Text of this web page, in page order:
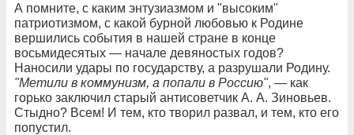
А помните, с каким энтузиазмом и "высоким"
патриотизмом, с какой бурной любовью к Родине
вершились события в нашей стране в конце
восьмидесятых — начале девяностых годов?
Наносили удары по государству, а разрушали Родину.
"Метили в коммунизм, а попали в Россию", — как
горько заключил старый антисоветчик А. А. Зиновьев.
Стыдно? Всем! И тем, кто творил развал, и тем, кто его
попустил.